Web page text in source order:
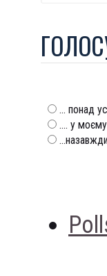
... понад
.... у